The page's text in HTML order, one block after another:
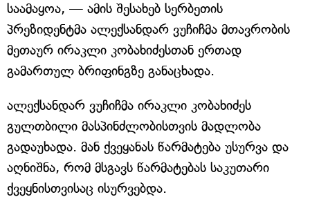
საამაყოა, — ამის შესახებ სერბეთის
პრეზიდენტმა ალექსანდარ ვუჩიჩმა მთავრობის
მეთაურ ირაკლი კობახიძესთან ერთად
გამართულ ბრიფინგზე განაცხადა.
ალექსანდარ ვუჩიჩმა ირაკლი კობახიძეს
გულთბილი მასპინძლობისთვის მადლობა
გადაუხადა. მან ქვეყანას წარმატება უსურვა და
აღნიშნა, რომ მსგავს წარმატებას საკუთარი
ქვეყნისთვისაც ისურვებდა.